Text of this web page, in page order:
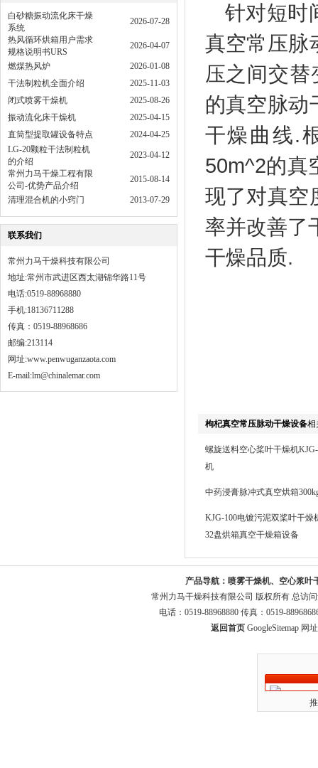
白砂糖振动流化床干燥
系统
2026-07-28
热风循环烘箱用户需求
规格说明书URS
2026-04-07
燃煤热风炉
2026-01-08
干法制粒机全面介绍
2025-11-03
闭式喷雾干燥机
2025-08-26
振动流化床干燥机
2025-04-15
直筒型提取罐设备特点
2024-04-25
LG-20颗粒干法制粒机
的介绍
2023-04-12
常州力马干燥工程有限
公司-优势产品介绍
2015-08-14
清理混合机的小窍门 2013-07-29
联系我们
常州力马干燥科技有限公司
地址:常州市武进区西太湖锦华路11号
电话:0519-88968880
手机:18136711288
传真：0519-88968686
邮编:213114
网址:www.penwuganzaota.com
E-mail:lm@chinalemar.com
针对短时
真空常压脉
压之间交
的真空脉动
干燥曲线.
50m^2的真
现了对真空
率并改善了
干燥品质.
枸杞真空常压脉动干燥设备相
螺旋送料空心桨叶干燥机
机
中药浸膏脉冲式真空烘箱
KJG-100电镀污泥双桨叶干燥
32盘烘箱真空干燥箱设备
产品导航： 喷雾干燥机、空心浆叶
常州力马干燥科技有限公司 版权所有 总访
电话：0519-88968880 传真：0519-
返回首页 GoogleSitemap网址